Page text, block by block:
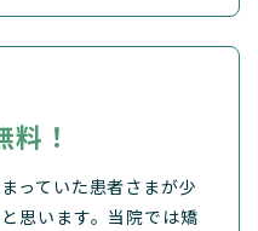
！
っていた患者さまが少
思います。当院では矯